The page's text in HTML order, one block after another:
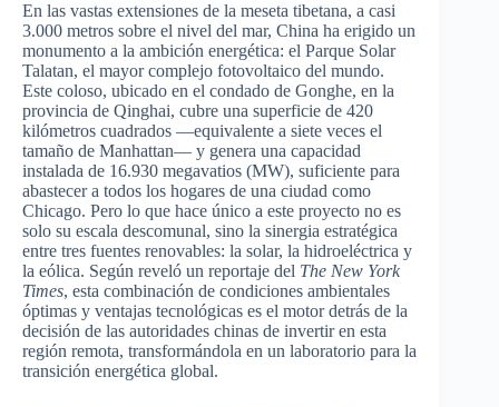
En las vastas extensiones de la meseta tibetana, a casi
3.000 metros sobre el nivel del mar, China ha erigido un
monumento a la ambición energética: el Parque Solar
Talatan, el mayor complejo fotovoltaico del mundo.
Este coloso, ubicado en el condado de Gonghe, en la
provincia de Qinghai, cubre una superficie de 420
kilómetros cuadrados —equivalente a siete veces el
tamaño de Manhattan— y genera una capacidad
instalada de 16.930 megavatios (MW), suficiente para
abastecer a todos los hogares de una ciudad como
Chicago. Pero lo que hace único a este proyecto no es
solo su escala descomunal, sino la sinergia estratégica
entre tres fuentes renovables: la solar, la hidroeléctrica y
la eólica. Según reveló un reportaje del The New York
Times, esta combinación de condiciones ambientales
óptimas y ventajas tecnológicas es el motor detrás de la
decisión de las autoridades chinas de invertir en esta
región remota, transformándola en un laboratorio para la
transición energética global.